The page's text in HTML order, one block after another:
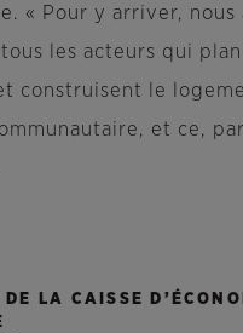
« Pour y arriver, nous
les acteurs qui
construisent le
et ce,
DE LA CAISSE